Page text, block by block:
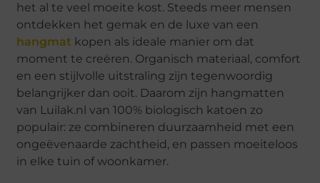
het al te veel moeite kost. Steeds meer mensen
ontdekken het gemak en de luxe van een
hangmat kopen als ideale manier om dat
moment te creëren. Organisch materiaal, comfort
en een stijlvolle uitstraling zijn tegenwoordig
belangrijker dan ooit. Daarom zijn hangmatten
van Luilak.nl van 100% biologisch katoen zo
populair: ze combineren duurzaamheid met een
ongeëvenaarde zachtheid, en passen moeiteloos
in elke tuin of woonkamer.